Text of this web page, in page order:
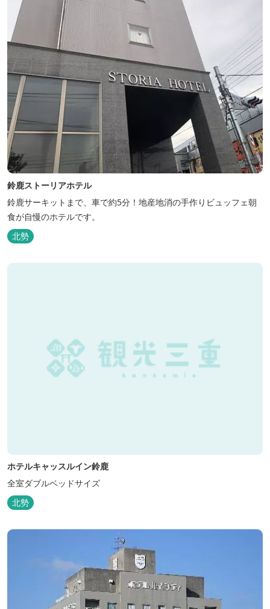
鈴鹿ストーリアホテル
鈴鹿サーキットまで、車で約5分！地産地消の手作りビュッフェ朝
食が自慢のホテルです。
北勢
ホテルキャッスルイン鈴鹿
全室ダブルベッドサイズ
北勢